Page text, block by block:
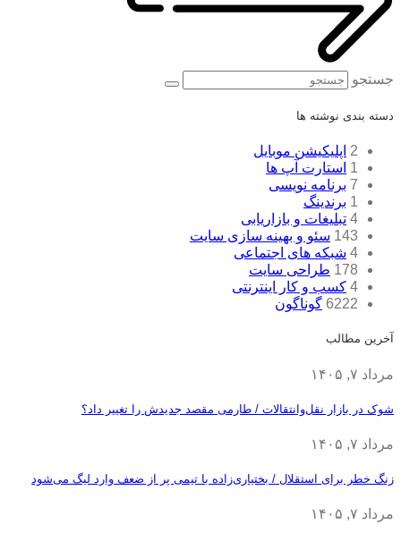
جستجو
دسته بندی نوشته ها
2 اپلیکیشن موبایل
1 استارت آپ ها
7 برنامه نویسی
1 برندینگ
4 تبلیغات و بازاریابی
143 سئو و بهینه سازی سایت
4 شبکه های اجتماعی
178 طراحی سایت
4 کسب و کار اینترنتی
6222 گوناگون
آخرین مطالب
مرداد ۷, ۱۴۰۵
شوک در بازار نقل‌وانتقالات / طارمی مقصد جدیدش را تغییر داد؟
مرداد ۷, ۱۴۰۵
زنگ خطر برای استقلال / بختیاری‌زاده با تیمی پر از ضعف وارد لیگ می‌شود
مرداد ۷, ۱۴۰۵